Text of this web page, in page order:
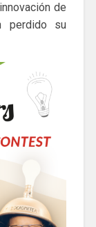
de
perdido su